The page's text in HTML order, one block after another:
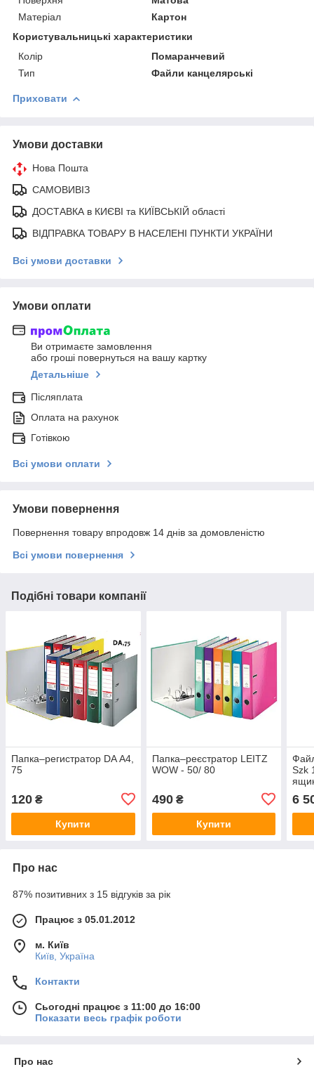
Матеріал
Картон
Користувальницькі характеристики
Колір
Помаранчевий
Тип
Файли канцелярські
Приховати
Умови доставки
Нова Пошта
САМОВИВІЗ
ДОСТАВКА в КИЄВІ та КИЇВСЬКІЙ області
ВІДПРАВКА ТОВАРУ В НАСЕЛЕНІ ПУНКТИ УКРАЇНИ
Всі умови доставки
Умови оплати
Ви отримаєте замовлення
або гроші повернуться на вашу картку
Детальніше
Післяплата
Оплата на рахунок
Готівкою
Всі умови оплати
Умови повернення
Повернення товару впродовж 14 днів за домовленістю
Всі умови повернення
Подібні товари компанії
Папка–регистратор DA А4,
75
120 ₴
Купити
Папка–реєстратор LEITZ
WOW - 50/ 80
490₴
Купити
Szk
6
Про нас
87% позитивних з 15 відгуків за рік
Працює з 05.01.2012
м. Київ
Київ, Україна
Контакти
Сьогодні працює з 11:00 до 16:00
Показати весь графік роботи
Про нас